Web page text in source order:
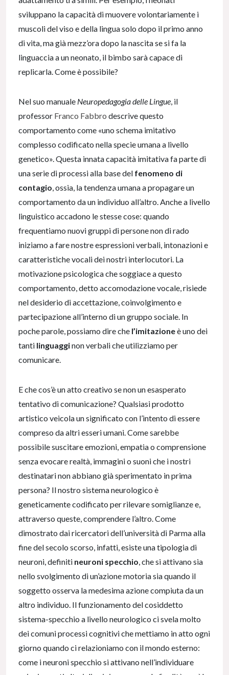
sviluppano la capacità di muovere volontariamente i
muscoli del viso e della lingua solo dopo il primo anno
di vita, ma già mezz’ora dopo la nascita se si fa la
linguaccia a un neonato, il bimbo sarà capace di
replicarla. Come è possibile?
Nel suo manuale Neuropedagogia delle Lingue , il
professor Franco Fabbro descrive questo
comportamento come «uno schema imitativo
complesso codificato nella specie umana a livello
genetico». Questa innata capacità imitativa fa parte di
una serie di processi alla base del fenomeno di
contagio , ossia, la tendenza umana a propagare un
comportamento da un individuo all’altro. Anche a livello
linguistico accadono le stesse cose: quando
frequentiamo nuovi gruppi di persone non di rado
iniziamo a fare nostre espressioni verbali, intonazioni e
caratteristiche vocali dei nostri interlocutori. La
motivazione psicologica che soggiace a questo
comportamento, detto accomodazione vocale, risiede
nel desiderio di accettazione, coinvolgimento e
partecipazione all’interno di un gruppo sociale. In
poche parole, possiamo dire che l’imitazioneè uno dei
tanti linguagginon verbali che utilizziamo per
comunicare.
E che cos’è un atto creativo se non un esasperato
tentativo di comunicazione? Qualsiasi prodotto
artistico veicola un significato con l’intento di essere
compreso da altri esseri umani. Come sarebbe
possibile suscitare emozioni, empatia o comprensione
senza evocare realtà, immagini o suoni che i nostri
destinatari non abbiano già sperimentato in prima
persona? Il nostro sistema neurologico è
geneticamente codificato per rilevare somiglianze e,
attraverso queste, comprendere l’altro. Come
dimostrato dai ricercatori dell’università di Parma alla
fine del secolo scorso, infatti, esiste una tipologia di
neuroni, definiti neuroni specchio , che si attivano sia
nello svolgimento di un’azione motoria sia quando il
soggetto osserva la medesima azione compiuta da un
altro individuo. Il funzionamento del cosiddetto
sistema-specchio a livello neurologico ci svela molto
dei comuni processi cognitivi che mettiamo in atto ogni
giorno quando ci relazioniamo con il mondo esterno:
come i neuroni specchio si attivano nell’individuare